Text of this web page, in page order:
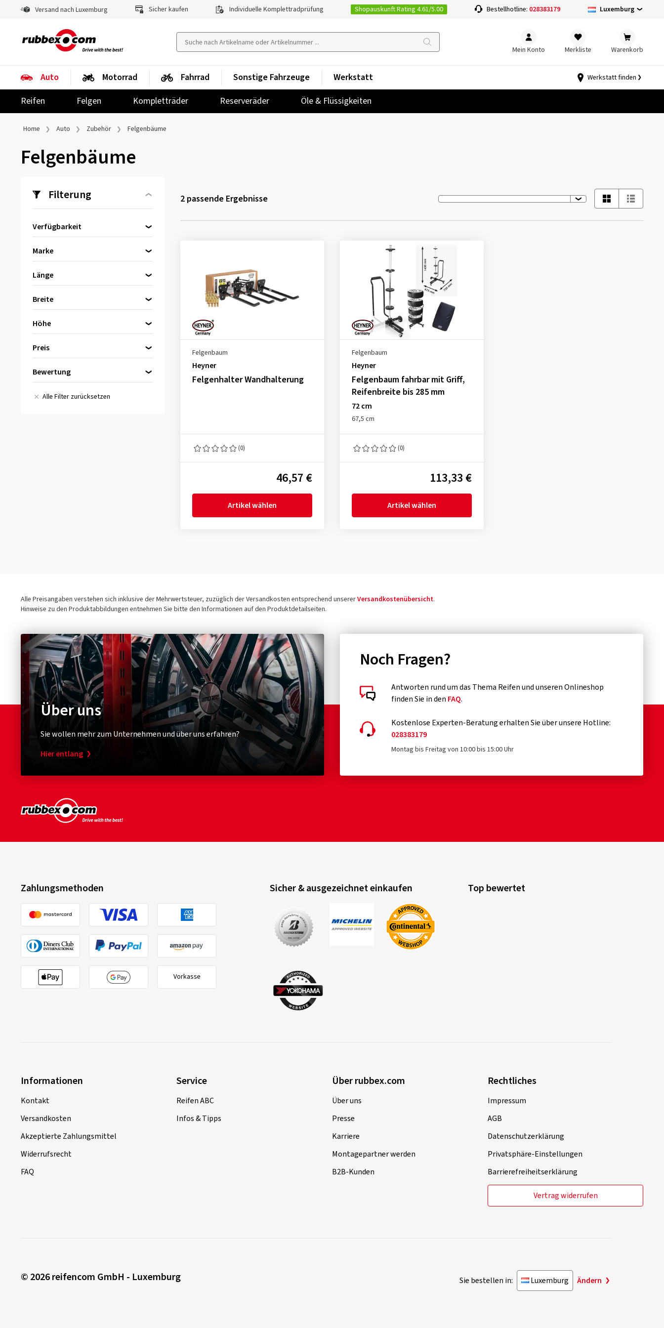
Versand nach Luxemburg Sicher kaufen Individuelle Komplettradprüfung Shopauskunft Rating 4.61/5.00 Bestellhotline: 028383179 Luxemburg
Mein Konto Merkliste Warenkorb
Auto
Reifen
Felgen Kompletträder Reserveräder Öle & Flüssigkeiten
Motorrad Fahrrad Sonstige Fahrzeuge Werkstatt Werkstatt finden
Home Auto Zubehör Felgenbäume
Felgenbäume
Filterung
Verfügbarkeit
Marke
Länge
Breite
Höhe
Preis
von
bis
Bewertung
Alle Filter zurücksetzen
2 passende Ergebnisse
Felgenbaum
Heyner
Felgenhalter Wandhalterung
(0)
46,57 €
Artikel wählen
Felgenbaum
Heyner
Felgenbaum fahrbar mit Griff,
Reifenbreite bis 285 mm
72 cm
67,5 cm
(0)
113,33 €
Artikel wählen
Alle Preisangaben verstehen sich inklusive der Mehrwertsteuer, zuzüglich der Versandkosten entsprechend unsererVersandkostenübersicht.
Hinweise zu den Produktabbildungen entnehmen Sie bitte den Informationen auf den Produktdetailseiten.
Über uns
Sie wollen mehr zum Unternehmen und über uns erfahren?
Hier entlang
Noch Fragen?
Antworten rund um das Thema Reifen und unseren Onlineshop
finden Sie in den FAQ.
Kostenlose Experten-Beratung erhalten Sie über unsere Hotline:
028383179
Montag bis Freitag von 10:00 bis 15:00 Uhr
Zahlungsmethoden
Vorkasse
Sicher & ausgezeichnet einkaufen Top bewertet
Informationen
Kontakt
Versandkosten
Akzeptierte Zahlungsmittel
Widerrufsrecht
FAQ
Service
Reifen ABC
Infos & Tipps
Über rubbex.com
Über uns
Presse
Karriere
Montagepartner werden
B2B-Kunden
Rechtliches
Impressum
AGB
Datenschutzerklärung
Privatsphäre-Einstellungen
Barrierefreiheitserklärung
Vertrag widerrufen
© 2026 reifencom GmbH - Luxemburg Sie bestellen in: Luxemburg Ändern